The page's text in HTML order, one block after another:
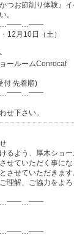
つお節削り体験』
。
12月10日（土）
ールームConrocaf
付 先着順)
せ下さい。
るよう、厚木ショ
せていただく事にな
させていただきます
理解、ご協力をよ